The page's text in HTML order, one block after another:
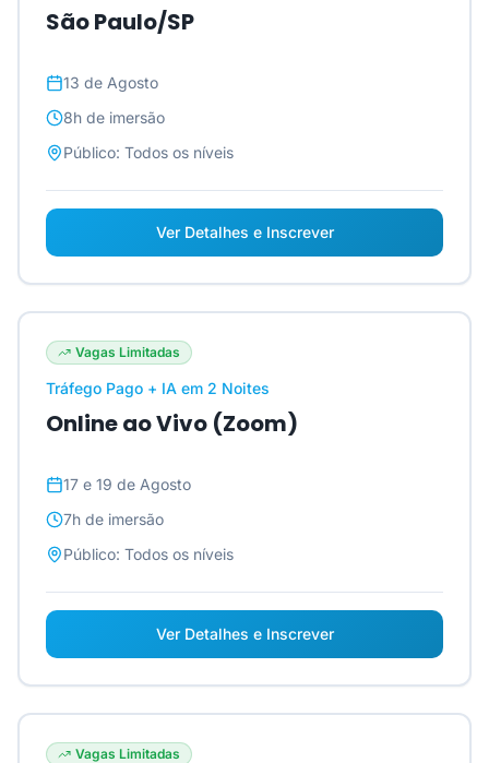
São Paulo/SP
13 de Agosto
8h de imersão
Público: Todos os níveis
Ver Detalhes e Inscrever
Vagas Limitadas
Tráfego Pago + IA em 2 Noites
Online ao Vivo (Zoom)
17 e 19 de Agosto
7h de imersão
Público: Todos os níveis
Ver Detalhes e Inscrever
Vagas Limitadas